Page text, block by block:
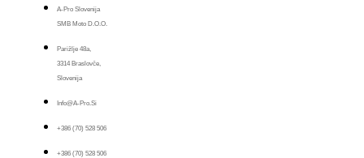
A-Pro Slovenija
SMB Moto D.o.o.
Parižlje 48a,
3314 Braslovče,
Slovenija
Info@a-Pro.si
+386 (70) 528 506
+386 (70) 528 506